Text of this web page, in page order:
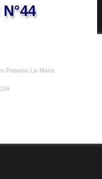
Passion Le Mans